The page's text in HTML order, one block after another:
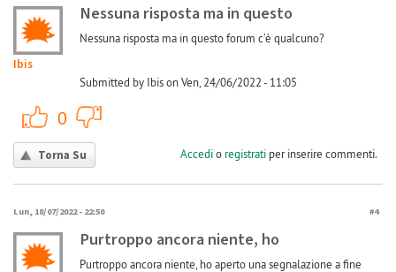
Ibis
Nessuna risposta ma in questo
Nessuna risposta ma in questo forum c’è qualcuno?
Submitted by Ibis on Ven, 24/06/2022 - 11:05
0
Torna Su Accedio registratiper inserire commenti.
Lun, 18/07/2022 - 22:50 #4
Purtroppo ancora niente, ho
Purtroppo ancora niente, ho aperto una segnalazione a fine